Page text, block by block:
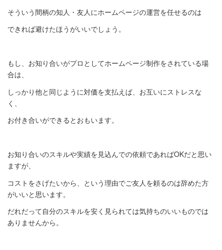
そういう間柄の知人・友人にホームページの運営を任せるのは
できれば避けたほうがいいでしょう。
もし、お知り合いがプロとしてホームページ制作をされている場
合は、
しっかり他と同じように対価を支払えば、お互いにストレスな
く、
お付き合いができるとおもいます。
お知り合いのスキルや実績を見込んでの依頼であればOKだと思い
ますが、
コストをさげたいから、という理由でご友人を頼るのは辞めた方
がいいと思います。
だれだって自分のスキルを安く見られては気持ちのいいものでは
ありませんから。